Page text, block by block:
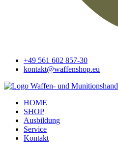
+49 561 602 857-30
kontakt@waffenshop.eu
HOME
SHOP
Ausbildung
Service
Kontakt